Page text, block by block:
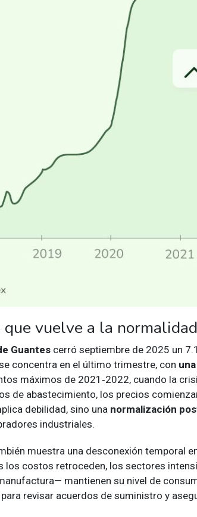
que vuelve a la normalidad
Guantes cerró septiembre de 2025 un
concentra en el último trimestre, con
máximos de 2021‑2022, cuando la
de abastecimiento, los precios
debilidad, sino una normalización
industriales.
muestra una desconexión temporal
los costos retroceden, los sectores
mantienen su nivel de
revisar acuerdos de suministro y